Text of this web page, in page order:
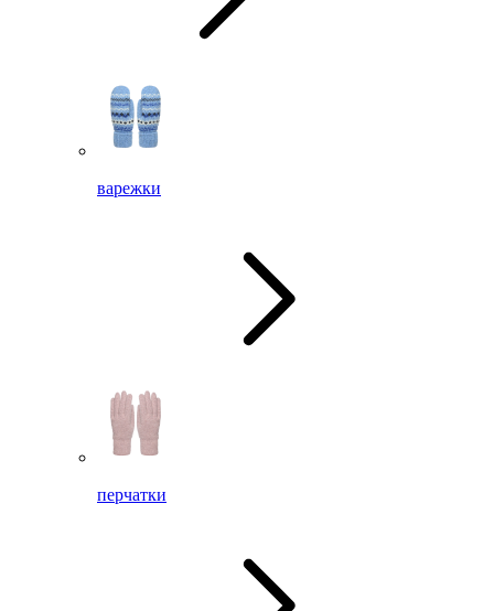
варежки
перчатки